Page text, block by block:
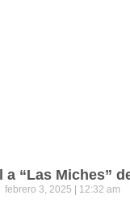
a “Las Miches”
febrero 3, 2025 12:32 am